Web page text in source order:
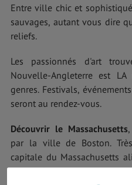
Entre ville chic et
sauvages, autant vous dire
reliefs.
Les passionnés d'art
Nouvelle-Angleterre est
genres. Festivals,
seront au rendez-vous.
Découvrir le Massachusetts
par la ville de Boston.
capitale du Massachusetts
votre culture.